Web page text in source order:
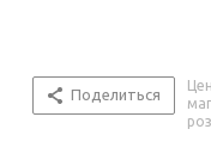
Поделиться